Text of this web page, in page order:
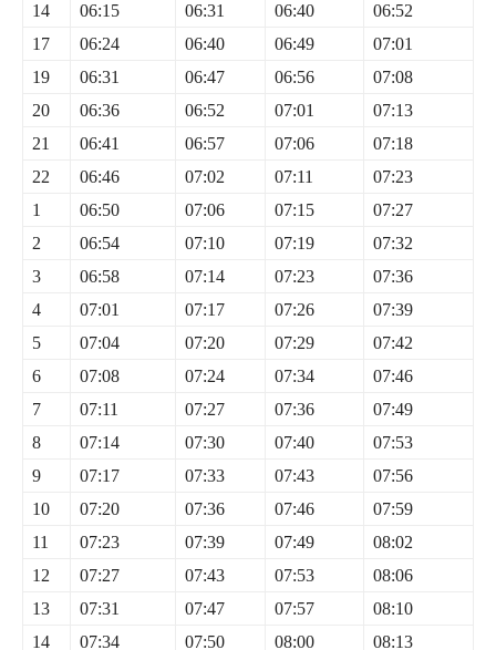
14
06:15 06:31 06:40
06:52
17
06:24 06:40 06:49
07:01
19
06:31 06:47 06:56
07:08
20
06:36 06:52 07:01
07:13
21
06:41 06:57 07:06
07:18
22
06:46 07:02 07:11
07:23
1
06:50 07:06 07:15
07:27
2
06:54 07:10 07:19
07:32
3
06:58 07:14 07:23
07:36
4
07:01 07:17 07:26
07:39
5
07:04 07:20 07:29
07:42
6
07:08 07:24 07:34
07:46
7
07:11 07:27 07:36
07:49
8
07:14 07:30 07:40
07:53
9
07:17 07:33 07:43
07:56
10
07:20 07:36 07:46
07:59
11
07:23 07:39 07:49
08:02
12
07:27 07:43 07:53
08:06
13
07:31 07:47 07:57
08:10
14
07:34 07:50 08:00 08:13